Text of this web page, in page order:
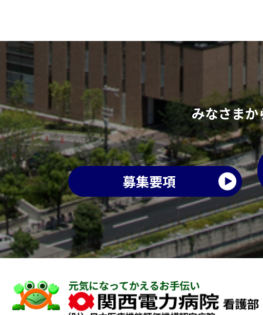
みなさま
募集要項